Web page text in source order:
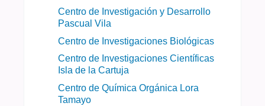
Centro de Investigación y Desarrollo
Pascual Vila
Centro de Investigaciones Biológicas
Centro de Investigaciones Científicas
Isla de la Cartuja
Centro de Química Orgánica Lora
Tamayo